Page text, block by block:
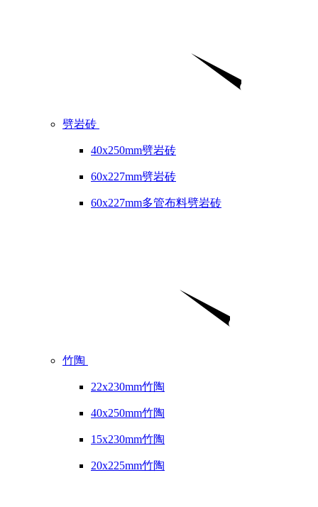
劈岩砖
40x250mm劈岩砖
60x227mm劈岩砖
60x227mm多管布料劈岩砖
竹陶
22x230mm竹陶
40x250mm竹陶
15x230mm竹陶
20x225mm竹陶